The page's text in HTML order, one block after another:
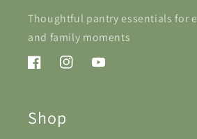
Thoughtful pantry essentials for
and family moments
FacebookInstagramYouTube
Shop